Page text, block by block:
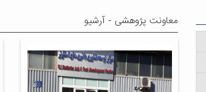
معاونت پژوهشی - آرشیو